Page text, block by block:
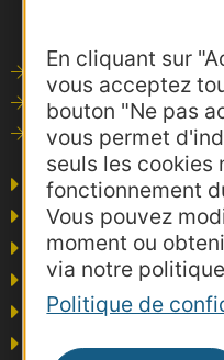
En cliquant sur
vous acceptez
bouton "Ne pas
vous permet
seuls les cookies
fonctionnement
Vous pouvez
moment ou
via notre
Politique de
Outils de
Photothèque
Consultations
Agence AD'OCC
Presse et
Voyagistes
Business/Mice
Thermalisme
Grand public